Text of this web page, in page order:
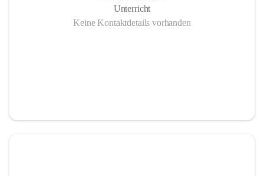
Unterricht
Keine Kontaktdetails vorhanden